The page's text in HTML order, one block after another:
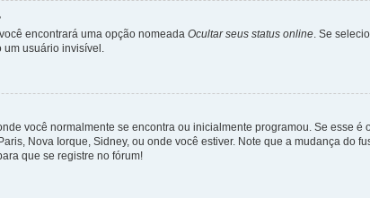
encontrará uma opção nomeada Ocultar seus status online. Se
um usuário invisível.
você normalmente se encontra ou inicialmente programou. Se esse
Nova Iorque, Sidney, ou onde você estiver. Note que a mudança do
que se registre no fórum!